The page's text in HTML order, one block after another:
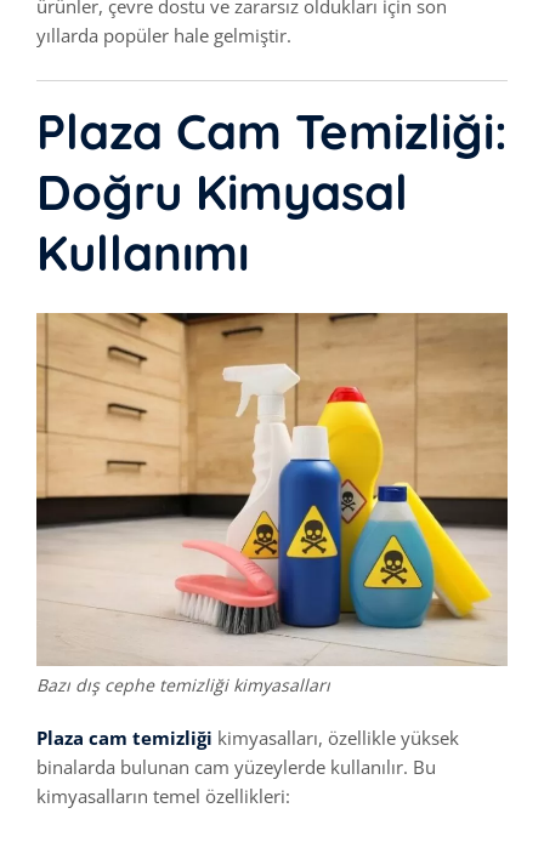
ürünler, çevre dostu ve zararsız oldukları için son
yıllarda popüler hale gelmiştir.
Plaza Cam Temizliği:
Doğru Kimyasal
Kullanımı
Bazı dış cephe temizliği kimyasalları
Plaza cam temizliği kimyasalları, özellikle yüksek
binalarda bulunan cam yüzeylerde kullanılır. Bu
kimyasalların temel özellikleri: